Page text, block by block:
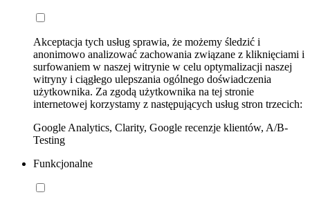
Akceptacja tych usług sprawia, że możemy śledzić i
anonimowo analizować zachowania związane z kliknięciami i
surfowaniem w naszej witrynie w celu optymalizacji naszej
witryny i ciągłego ulepszania ogólnego doświadczenia
użytkownika. Za zgodą użytkownika na tej stronie
internetowej korzystamy z następujących usług stron trzecich:
Google Analytics, Clarity, Google recenzje klientów, A/B-
Testing
Funkcjonalne